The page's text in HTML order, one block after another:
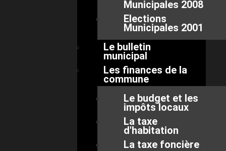
Municipales 2008
Elections
Municipales 2001
Le bulletin
municipal
Les finances de la
commune
Le budget et les
impôts locaux
La taxe
d'habitation
La taxe foncière